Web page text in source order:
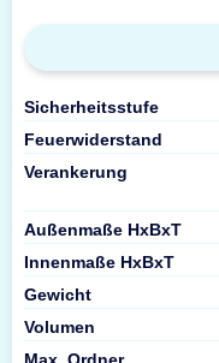
Sicherheitsstufe
Feuerwiderstand
Verankerung
Außenmaße HxBxT
Innenmaße HxBxT
Gewicht
Volumen
Max. Ordner